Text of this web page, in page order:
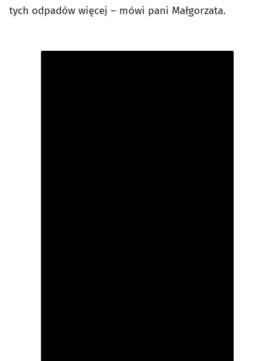
tych odpadów więcej – mówi pani Małgorzata.